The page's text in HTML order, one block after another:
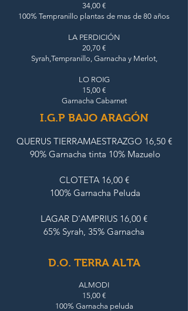
34,00 €
100% Tempranillo plantas de mas de 80 años
LA PERDICIÓN
20,70 €
Syrah,Tempranillo, Garnacha y Merlot,
LO ROIG
15,00 €
Garnacha Cabarnet
I.G.P BAJO ARAGÓN
QUERUS TIERRAMAESTRAZGO 16,50 €
90% Garnacha tinta 10% Mazuelo
CLOTETA 16,00 €
100% Garnacha Peluda
LAGAR D'AMPRIUS 16,00 €
65% Syrah, 35% Garnacha
D.O. TERRA ALTA
ALMODI
15,00 €
100% Garnacha peluda